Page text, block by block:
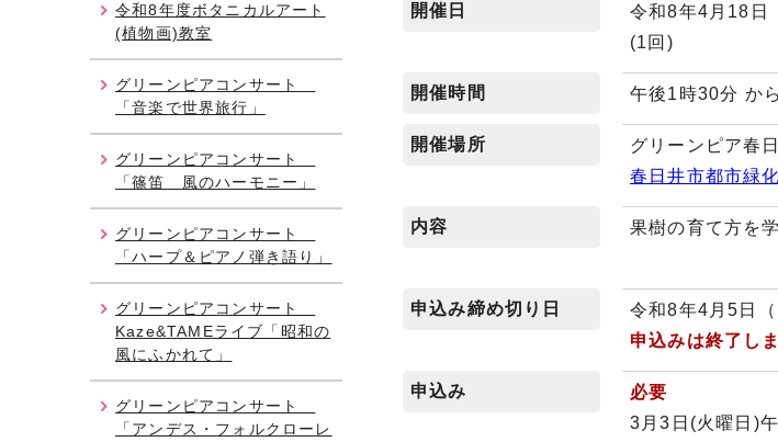
開催日
令和8年4月18日
(1回)
開催時間 午後1時30分 か
開催場所
グリーンピア春
春日井市都市緑
内容 果樹の育て方を
申込み締め切り日
令和8年4月5日（
申込みは終了し
申込み
必要
3月3日(火曜日)
令和8年度ボタニカルアート
(植物画)教室
グリーンピアコンサート
「音楽で世界旅行」
グリーンピアコンサート
「篠笛 風のハーモニー」
グリーンピアコンサート
「ハープ＆ピアノ弾き語り」
グリーンピアコンサート
Kaze&TAMEライブ「昭和の
風にふかれて」
グリーンピアコンサート
「アンデス・フォルクローレ